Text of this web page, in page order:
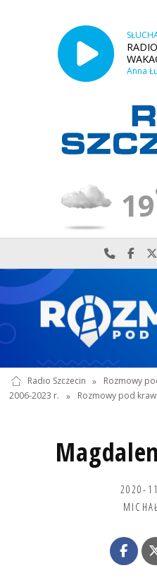
Anna
19
Radio Szczecin » Rozmowy
2006-2023 r.
» Rozmowy pod
2020-